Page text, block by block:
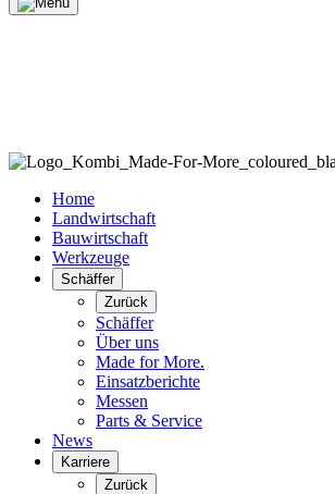
Home
Landwirtschaft
Bauwirtschaft
Werkzeuge
Schäffer
Zurück
Schäffer
Über uns
Made for More.
Einsatzberichte
Messen
Parts & Service
News
Karriere
Zurück